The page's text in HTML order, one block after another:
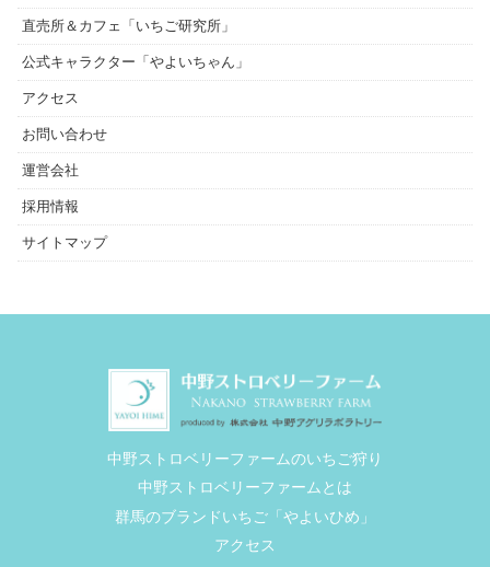
直売所＆カフェ「いちご研究所」
公式キャラクター「やよいちゃん」
アクセス
お問い合わせ
運営会社
採用情報
サイトマップ
中野ストロベリーファームのいちご狩り
中野ストロベリーファームとは
群馬のブランドいちご「やよいひめ」
アクセス